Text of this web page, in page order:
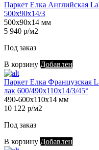
Паркет Елка Английская
500х90х14/3
500х90х14 мм
5 940 р/м2
Под заказ
В корзину Добавлен
Паркет Елка Французская
лак 600/490х110х14/3/45°
490-600х110х14 мм
10 122 р/м2
Под заказ
В корзину Добавлен